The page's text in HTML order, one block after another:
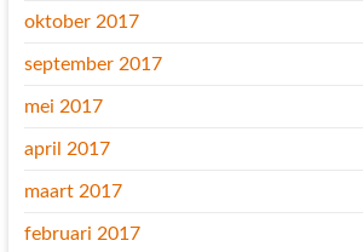
oktober 2017
september 2017
mei 2017
april 2017
maart 2017
februari 2017